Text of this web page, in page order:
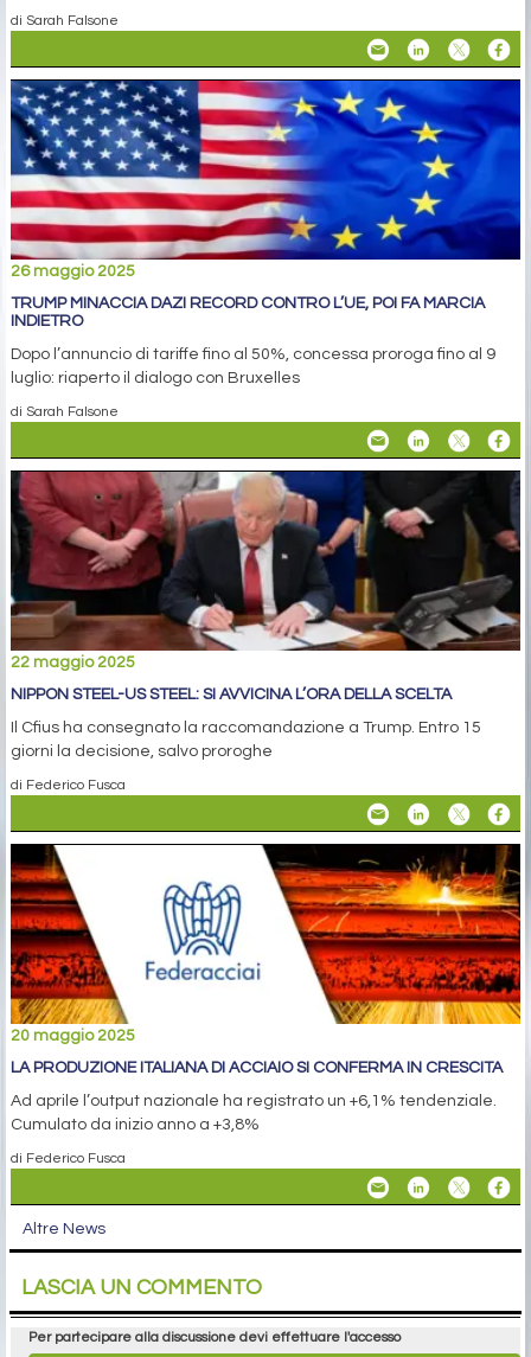
di Sarah Falsone
26 maggio 2025
TRUMP MINACCIA DAZI RECORD CONTRO L’UE, POI FA MARCIA
INDIETRO
Dopo l’annuncio di tariffe fino al 50%, concessa proroga fino al 9
luglio: riaperto il dialogo con Bruxelles
di Sarah Falsone
22 maggio 2025
NIPPON STEEL-US STEEL: SI AVVICINA L’ORA DELLA SCELTA
Il Cfius ha consegnato la raccomandazione a Trump. Entro 15
giorni la decisione, salvo proroghe
di Federico Fusca
20 maggio 2025
LA PRODUZIONE ITALIANA DI ACCIAIO SI CONFERMA IN CRESCITA
Ad aprile l’output nazionale ha registrato un +6,1% tendenziale.
Cumulato da inizio anno a +3,8%
di Federico Fusca
Altre News
LASCIA UN COMMENTO
Per partecipare alla discussione devi effettuare l'accesso